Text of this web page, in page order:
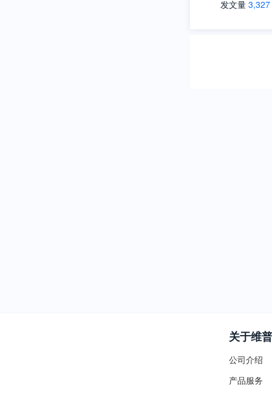
发文量 3,327
关于维普
公司介绍
产品服务